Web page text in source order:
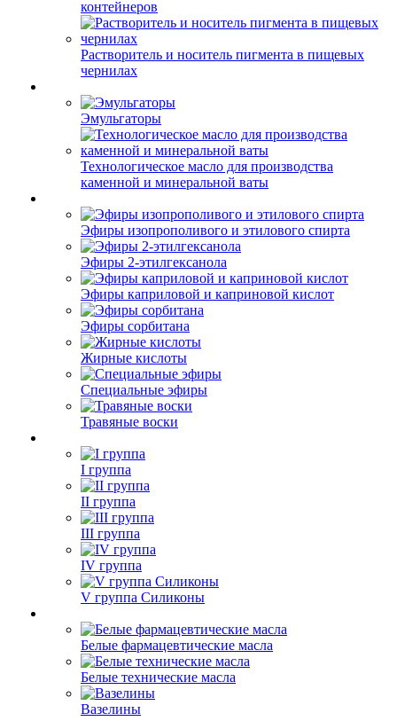
контейнеров
Растворитель и носитель пигмента в пищевых
чернилах
Эмульгаторы
Технологическое масло для производства
каменной и минеральной ваты
Эфиры изопрополивого и этилового спирта
Эфиры 2-этилгексанола
Эфиры каприловой и каприновой кислот
Эфиры сорбитана
Жирные кислоты
Специальные эфиры
Травяные воски
I группа
II группа
III группа
IV группа
V группа Силиконы
Белые фармацевтические масла
Белые технические масла
Вазелины